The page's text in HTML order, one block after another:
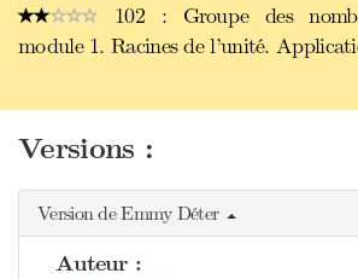
102 : Groupe des
module 1. Racines de l’unité.
Versions :
Version de Emmy Déter
Auteur :